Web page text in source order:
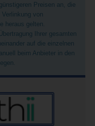
Preisen an, die
von
heraus gelten.
Ihrer gesamten
auf die einzelnen
beim Anbieter in den